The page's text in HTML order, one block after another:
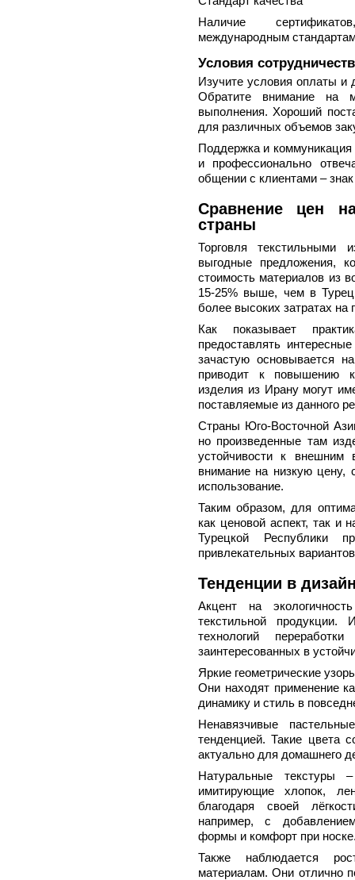
Наличие
международным
Условия
Изучите условия оплаты и
Обратите внимание на
выполнения. Хороший
для различных объемов
Поддержка и
и профессионально
общении с клиентами –
Сравнение цен
страны
Торговля текстильными
выгодные предложения,
стоимость материалов из
15-25% выше, чем в
более высоких затратах на
Как показывает
предоставлять
зачастую основывается
приводит к повышению
изделия из Ирану могут
поставляемые из данного
Страны Юго-Восточной
но произведенные там
устойчивости к внешним
внимание на низкую цену,
использование.
Таким образом, для
как ценовой аспект, так и
Турецкой Республики
привлекательных
Тенденции в
Акцент на
текстильной продукции.
технологий
заинтересованных в
Яркие геометрические
Они находят применение
динамику и стиль в
Ненавязчивые
тенденцией. Такие цвета
актуально для домашнего
Натуральные
имитирующие хлопок,
благодаря своей
например, с
формы и комфорт при
Также наблюдается
материалам. Они отлично